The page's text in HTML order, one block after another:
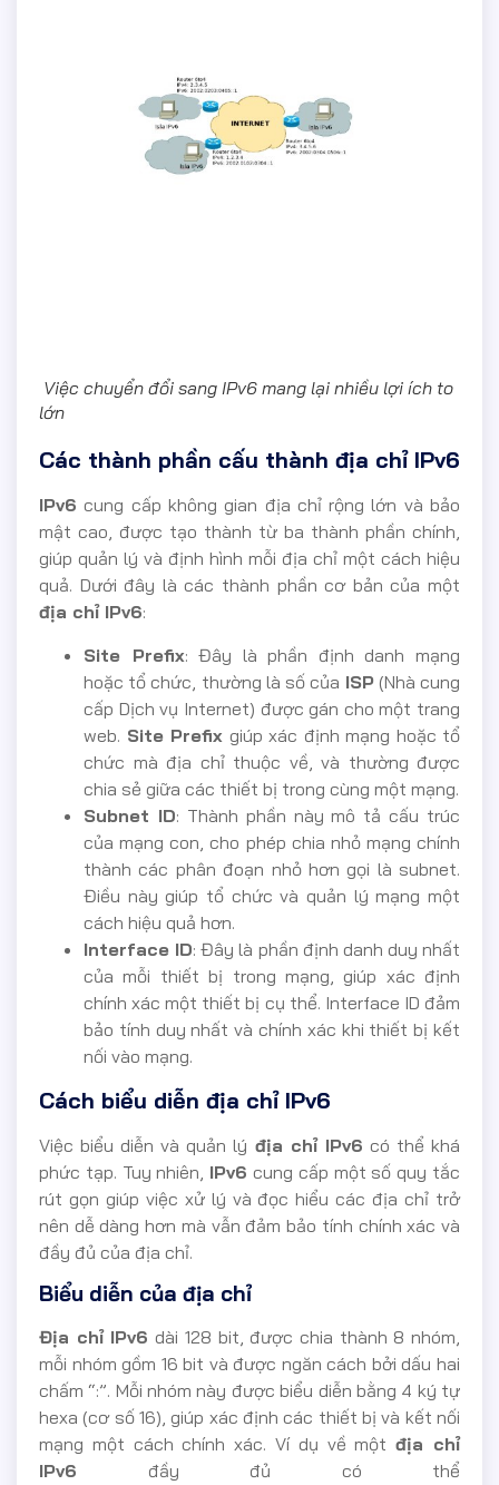
Việc chuyển đổi sang IPv6 mang lại nhiều lợi ích to
lớn
Các thành phần cấu thành địa chỉ IPv6
IPv6 cung cấp không gian địa chỉ rộng lớn và bảo
mật cao, được tạo thành từ ba thành phần chính,
giúp quản lý và định hình mỗi địa chỉ một cách hiệu
quả. Dưới đây là các thành phần cơ bản của một
địa chỉ IPv6:
Site Prefix: Đây là phần định danh mạng
hoặc tổ chức, thường là số của ISP(Nhà cung
cấp Dịch vụ Internet) được gán cho một trang
web. Site Prefix giúp xác định mạng hoặc tổ
chức mà địa chỉ thuộc về, và thường được
chia sẻ giữa các thiết bị trong cùng một mạng.
Subnet ID: Thành phần này mô tả cấu trúc
của mạng con, cho phép chia nhỏ mạng chính
thành các phân đoạn nhỏ hơn gọi là subnet.
Điều này giúp tổ chức và quản lý mạng một
cách hiệu quả hơn.
Interface ID: Đây là phần định danh duy nhất
của mỗi thiết bị trong mạng, giúp xác định
chính xác một thiết bị cụ thể. Interface ID đảm
bảo tính duy nhất và chính xác khi thiết bị kết
nối vào mạng.
Cách biểu diễn địa chỉ IPv6
Việc biểu diễn và quản lý địa chỉ IPv6 có thể khá
phức tạp. Tuy nhiên, IPv6 cung cấp một số quy tắc
rút gọn giúp việc xử lý và đọc hiểu các địa chỉ trở
nên dễ dàng hơn mà vẫn đảm bảo tính chính xác và
đầy đủ của địa chỉ.
Biểu diễn của địa chỉ
Địa chỉ IPv6 dài 128 bit, được chia thành 8 nhóm,
mỗi nhóm gồm 16 bit và được ngăn cách bởi dấu hai
chấm “:”. Mỗi nhóm này được biểu diễn bằng 4 ký tự
hexa (cơ số 16), giúp xác định các thiết bị và kết nối
mạng một cách chính xác. Ví dụ về mộtđịa chỉ
IPv6 đầy đủ có thể